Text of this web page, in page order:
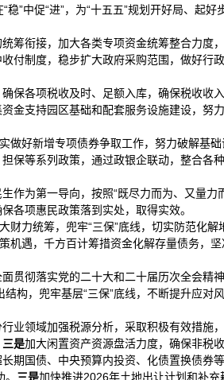
”中促“进”，为“十五五”规划开好局、起
筹衔接，加大各类专项资金统筹整合力度
付制度，稳步扩大政府采购范围，做好行
保各项税收及时、足额入库，确保税收收
金支持园区基础和配套服务设施建设，努
做好新增专项债券争取工作，努力破解基
保等系列政策，通过政银企联动，整合各
作为第一导向，按照“既尽力而为、又量
各项惠民政策落到实处，取得实效。
力统筹，兜牢“三保”底线，切实防范化解
机遇，千方百计筹措资金化解存量债务，坚
贯彻落实党的二十大和二十届历次全会精
结构，兜牢基层“三保”底线，不断提升应
业领域加强税源分析，采取积极有效措施
三是加大闲置资产资源盘活力度，确保非税
期国债、中央预算内投资、化债置换债券
三是加快推进2026年土地出让计划和补